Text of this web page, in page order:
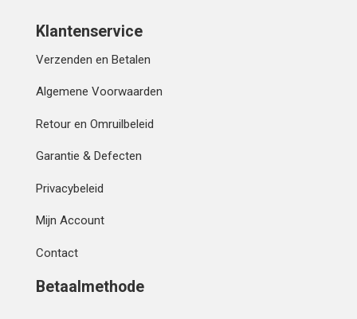
Klantenservice
Verzenden en Betalen
Algemene Voorwaarden
Retour en Omruilbeleid
Garantie & Defecten
Privacybeleid
Mijn Account
Contact
Betaalmethode